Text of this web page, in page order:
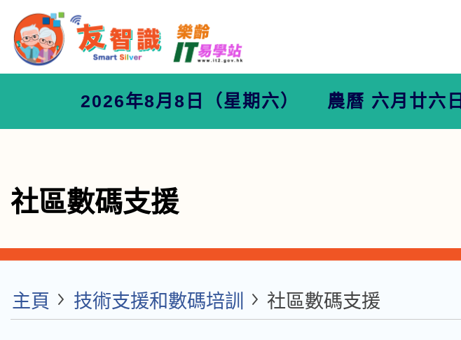
2026年8月8日（星期六） 農曆 六月廿六日
社區數碼支援
主頁 技術支援和數碼培訓 社區數碼支援